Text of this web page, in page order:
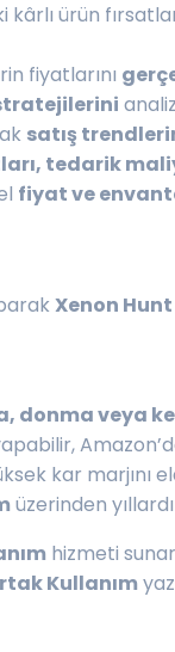
ürün
fiyatlarını
satış
tedarik
fiyat ve
Xenon
donma veya
kar marjını
üzerinden
hizmeti
Kullanım